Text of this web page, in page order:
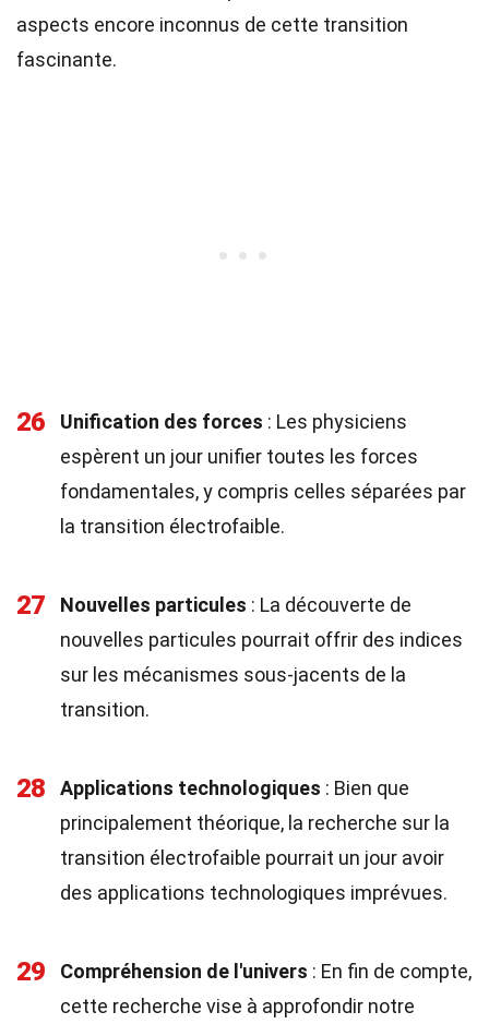
aspects encore inconnus de cette transition
fascinante.
26 Unification des forces : Les physiciens
espèrent un jour unifier toutes les forces
fondamentales, y compris celles séparées par
la transition électrofaible.
27 Nouvelles particules : La découverte de
nouvelles particules pourrait offrir des indices
sur les mécanismes sous-jacents de la
transition.
28 Applications technologiques : Bien que
principalement théorique, la recherche sur la
transition électrofaible pourrait un jour avoir
des applications technologiques imprévues.
29 Compréhension de l'univers : En fin de compte,
cette recherche vise à approfondir notre